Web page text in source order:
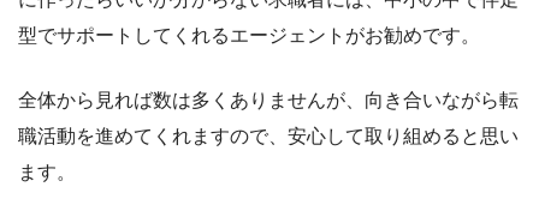
型でサポートしてくれるエージェント がお勧めです。
全体から見れば数は多くありませんが、向き合いながら転
職活動を進めてくれますので、安心して取り組めると思い
ます。